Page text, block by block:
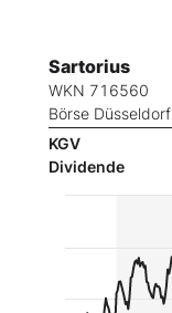
Sartorius
WKN 716560
Börse Düsseldorf
KGV
Dividende